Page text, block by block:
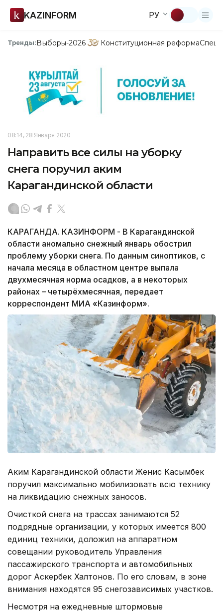
KAZINFORM РУ
Тренды:Выборы-2026 Конституционная реформа
08:14, 28 Января 2020
Направить все силы на уборку
снега поручил аким
Карагандинской области
КАРАГАНДА. КАЗИНФОРМ - В Карагандинской
области аномально снежный январь обострил
проблему уборки снега. По данным синоптиков, с
начала месяца в областном центре выпала
двухмесячная норма осадков, а в некоторых
районах – четырёхмесячная, передает
корреспондент МИА «Казинформ».
Аким Карагандинской области Женис Касымбек
поручил максимально мобилизовать всю технику
на ликвидацию снежных заносов.
Очисткой снега на трассах занимаются 52
подрядные организации, у которых имеется 800
единиц техники, доложил на аппаратном
совещании руководитель Управления
пассажирского транспорта и автомобильных
дорог Аскербек Халтонов. По его словам, в зоне
внимания находятся 95 снегозависимых участков.
Несмотря на ежедневные штормовые